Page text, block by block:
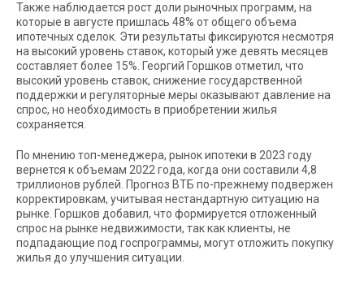
Также наблюдается рост доли рыночных программ, на
которые в августе пришлась 48% от общего объема
ипотечных сделок. Эти результаты фиксируются несмотря
на высокий уровень ставок, который уже девять месяцев
составляет более 15%. Георгий Горшков отметил, что
высокий уровень ставок, снижение государственной
поддержки и регуляторные меры оказывают давление на
спрос, но необходимость в приобретении жилья
сохраняется.
По мнению топ-менеджера, рынок ипотеки в 2023 году
вернется к объемам 2022 года, когда они составили 4,8
триллионов рублей. Прогноз ВТБ по-прежнему подвержен
корректировкам, учитывая нестандартную ситуацию на
рынке. Горшков добавил, что формируется отложенный
спрос на рынке недвижимости, так как клиенты, не
подпадающие под госпрограммы, могут отложить покупку
жилья до улучшения ситуации.